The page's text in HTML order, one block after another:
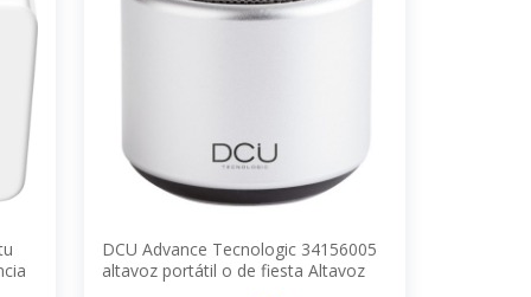
DCU Advance Tecnologic 34156005
altavoz portátil o de fiesta Altavoz